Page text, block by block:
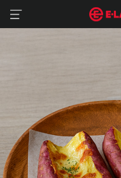
매거진 상세보기